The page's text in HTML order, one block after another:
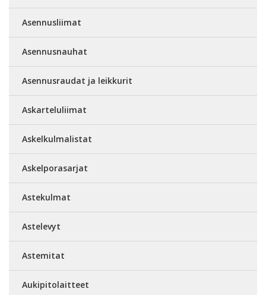
Asennusliimat
Asennusnauhat
Asennusraudat ja leikkurit
Askarteluliimat
Askelkulmalistat
Askelporasarjat
Astekulmat
Astelevyt
Astemitat
Aukipitolaitteet